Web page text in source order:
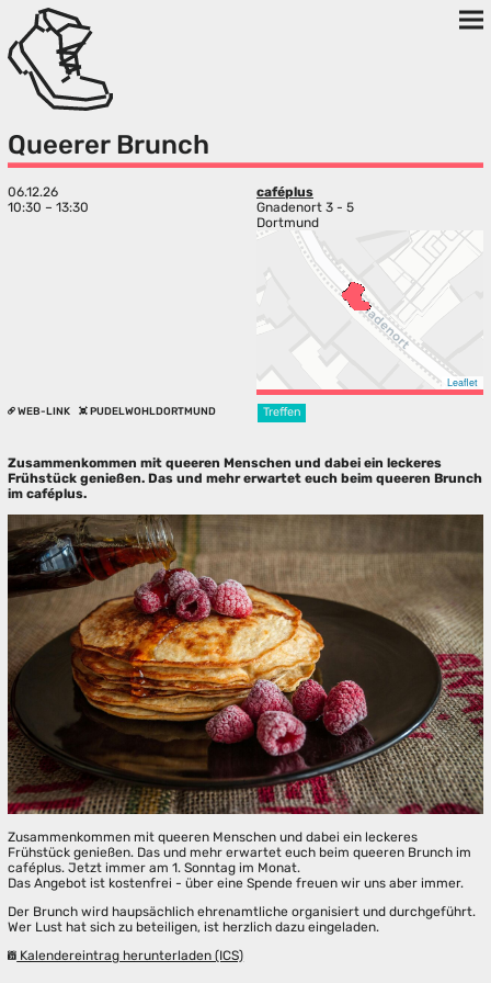
Queerer Brunch
06.12.26
10:30 – 13:30
caféplus
Gnadenort 3 - 5
Dortmund
Leaflet
WEB-LINK PUDELWOHLDORTMUND Treffen
Zusammenkommen mit queeren Menschen und dabei ein leckeres
Frühstück genießen. Das und mehr erwartet euch beim queeren Brunch
im caféplus.
Zusammenkommen mit queeren Menschen und dabei ein leckeres
Frühstück genießen. Das und mehr erwartet euch beim queeren Brunch im
caféplus. Jetzt immer am 1. Sonntag im Monat.
Das Angebot ist kostenfrei - über eine Spende freuen wir uns aber immer.
Der Brunch wird haupsächlich ehrenamtliche organisiert und durchgeführt.
Wer Lust hat sich zu beteiligen, ist herzlich dazu eingeladen.
Kalendereintrag herunterladen (ICS)